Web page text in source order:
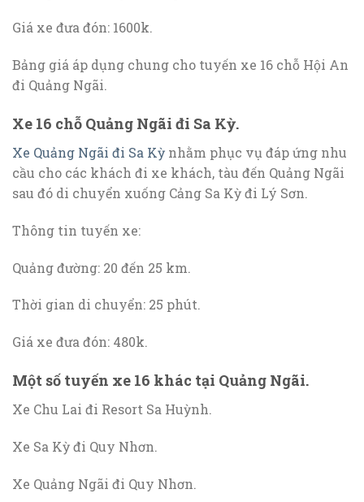
Giá xe đưa đón: 1600k.
Bảng giá áp dụng chung cho tuyến xe 16 chỗ Hội An
đi Quảng Ngãi.
Xe 16 chỗ Quảng Ngãi đi Sa Kỳ.
Xe Quảng Ngãi đi Sa Kỳ nhằm phục vụ đáp ứng nhu
cầu cho các khách đi xe khách, tàu đến Quảng Ngãi
sau đó di chuyển xuống Cảng Sa Kỳ đi Lý Sơn.
Thông tin tuyến xe:
Quảng đường: 20 đến 25 km.
Thời gian di chuyển: 25 phút.
Giá xe đưa đón: 480k.
Một số tuyến xe 16 khác tại Quảng Ngãi.
Xe Chu Lai đi Resort Sa Huỳnh.
Xe Sa Kỳ đi Quy Nhơn.
Xe Quảng Ngãi đi Quy Nhơn.